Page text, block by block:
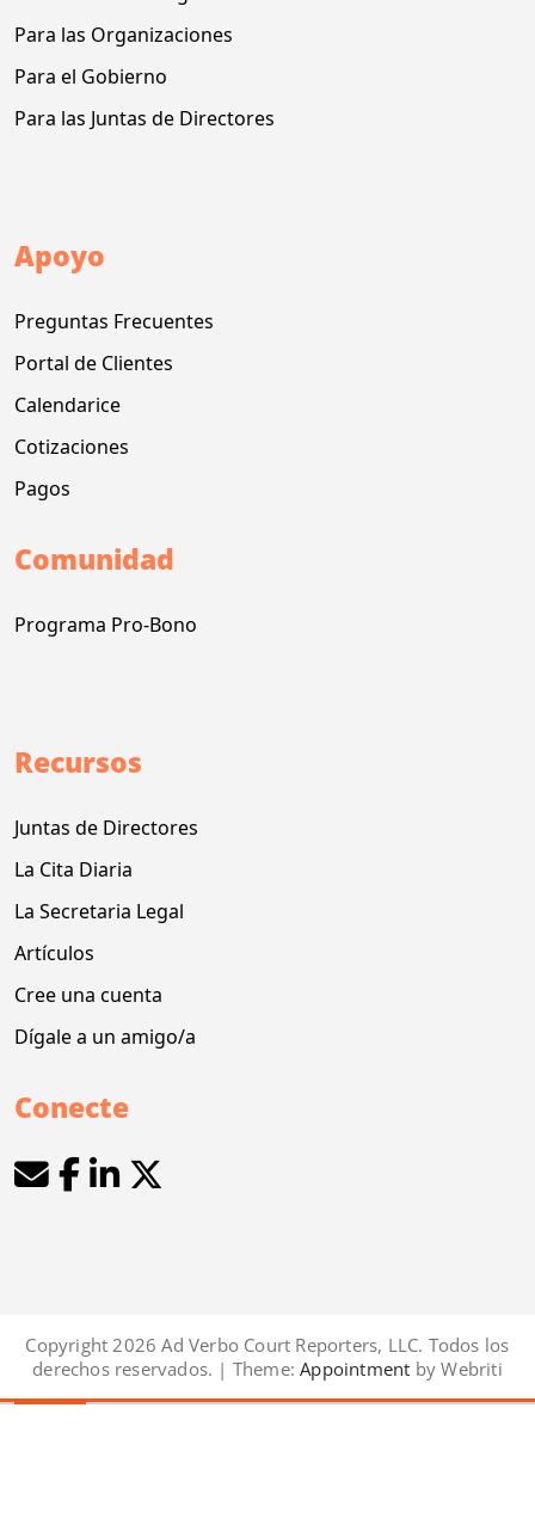
Para las Organizaciones
Para el Gobierno
Para las Juntas de Directores
Apoyo
Preguntas Frecuentes
Portal de Clientes
Calendarice
Cotizaciones
Pagos
Comunidad
Programa Pro-Bono
Recursos
Juntas de Directores
La Cita Diaria
La Secretaria Legal
Artículos
Cree una cuenta
Dígale a un amigo/a
Conecte
Copyright 2026 Ad Verbo Court Reporters, LLC. Todos los
derechos reservados. | Theme: Appointment by Webriti